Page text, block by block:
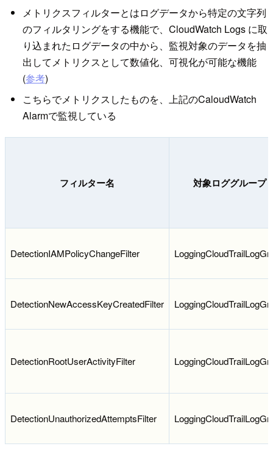
メトリクスフィルターとはログデータから特定の文字列
のフィルタリングをする機能で、CloudWatch Logs に取
り込まれたログデータの中から、監視対象のデータを抽
出してメトリクスとして数値化、可視化が可能な機能
(参考)
こちらでメトリクスしたものを、上記のCaloudWatch
Alarmで監視している
フィルター名 対象ロググループ
DetectionIAMPolicyChangeFilter
DetectionNewAccessKeyCreatedFilter
DetectionRootUserActivityFilter
DetectionUnauthorizedAttemptsFilter